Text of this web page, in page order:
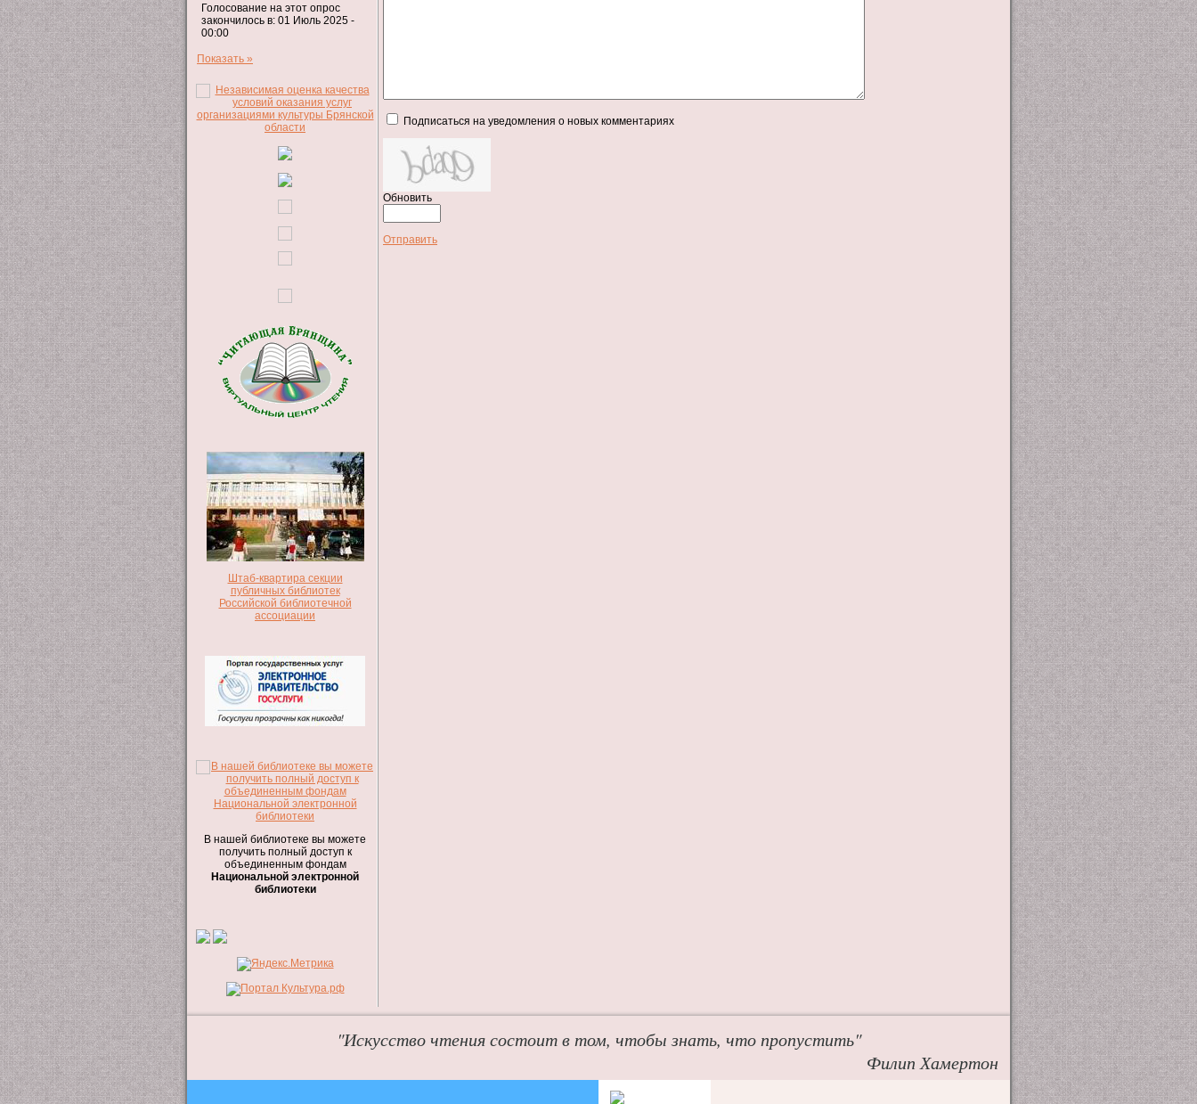
Голосование на этот опрос
закончилось в: 01 Июль 2025 -
00:00
Показать »
Штаб-квартира секции
публичных библиотек
Российской библиотечной
ассоциации
В нашей библиотеке вы можете
получить полный доступ к
объединенным фондам
Национальной электронной
библиотеки
Подписаться на уведомления о новых комментариях
Обновить
Отправить
"Искусство чтения состоит в том, чтобы знать, что пропустить"
Филип Хамертон